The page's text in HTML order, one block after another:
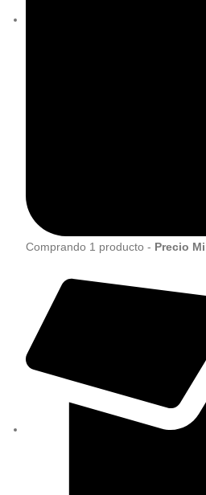
Comprando 1 producto - Precio